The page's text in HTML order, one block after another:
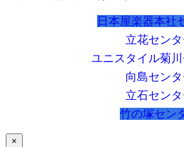
日本屋楽器本社
立花セン
ユニスタイル菊
向島セン
立石セン
竹の塚セン
×